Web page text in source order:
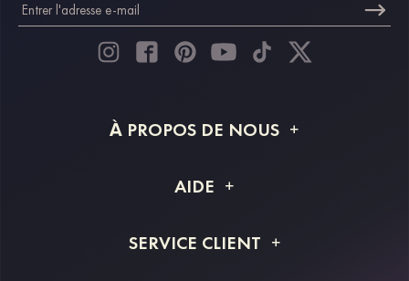
À PROPOS DE NOUS
Livraison
AIDE
Retour et remboursement
SERVICE CLIENT